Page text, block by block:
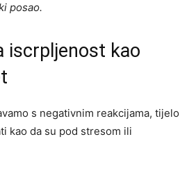
posao.
iscrpljenost kao
s negativnim reakcijama, tijelo
kao da su pod stresom ili